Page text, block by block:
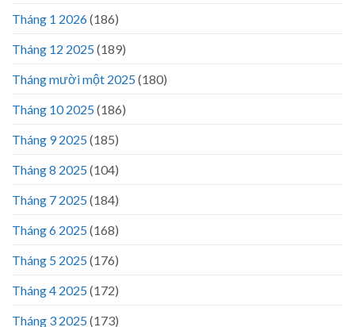
Tháng 1 2026(186)
Tháng 12 2025(189)
Tháng mười một 2025(180)
Tháng 10 2025(186)
Tháng 9 2025(185)
Tháng 8 2025(104)
Tháng 7 2025(184)
Tháng 6 2025(168)
Tháng 5 2025(176)
Tháng 4 2025(172)
Tháng 3 2025(173)